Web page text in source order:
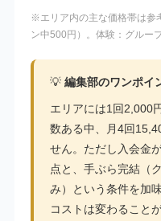
※エリア内の主な価格帯は参
ン中500円）。体験：グルー
💡 編集部のワンポイ
エリアには1回2,000
数ある中、月4回
せん。ただし入会金
点と、手ぶら完結（
み）という条件を加
コストは変わること